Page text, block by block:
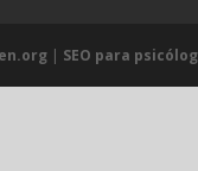
| SEO para